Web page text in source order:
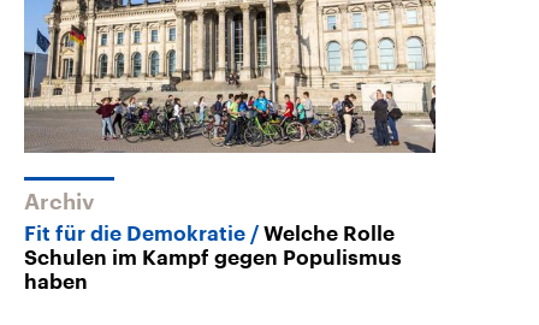
Archiv
Fit für die Demokratie
Welche Rolle
Schulen im Kampf gegen Populismus
haben